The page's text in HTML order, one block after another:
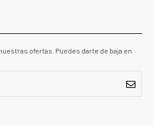
ofertas. Puedes darte de baja en